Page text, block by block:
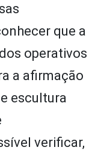
que a
operativos
a afirmação
escultura
verificar,